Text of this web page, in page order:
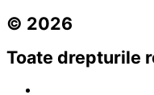
© 2026
Toate drepturile